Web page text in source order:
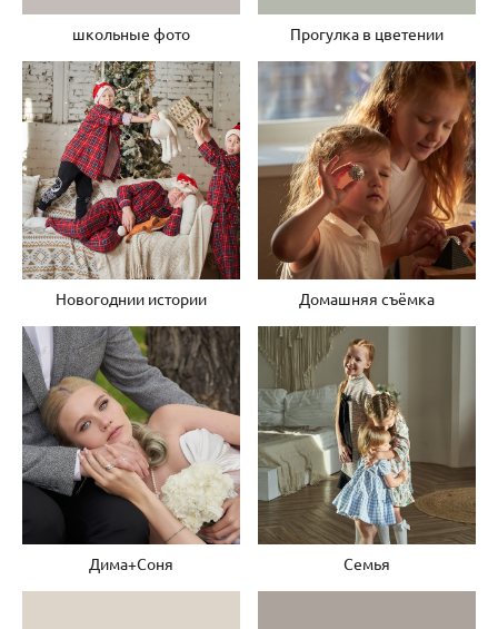
школьные фото Прогулка в цветении
Новогоднии истории Домашняя съёмка
Дима+Соня Семья